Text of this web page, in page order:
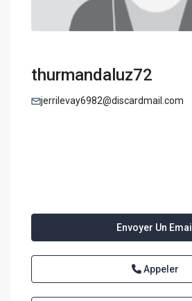
thurmandaluz72
jerrilevay6982@discardmail.com
Envoyer Un Email
Appeler